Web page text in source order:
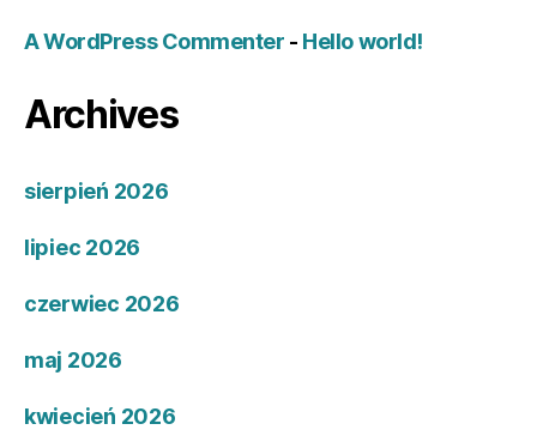
A WordPress Commenter - Hello world!
Archives
sierpień 2026
lipiec 2026
czerwiec 2026
maj 2026
kwiecień 2026